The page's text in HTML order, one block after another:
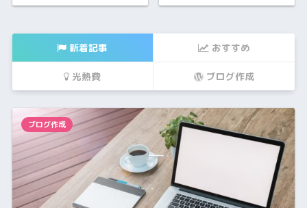
新着記事 おすすめ
光熱費 ブログ作成
ブログ作成